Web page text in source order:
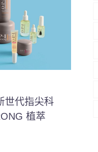
世代指尖科
植萃